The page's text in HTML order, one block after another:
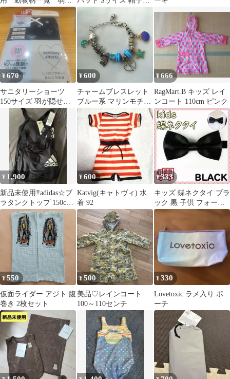
矯正 眼帯
冷却材
¥670
サニタリーショーツ
150サイズ 羽が隠せる
タイプ
¥600
チャームブレスレット
ブルー系 マリンモチー
フ
¥666
RagMart.B キッズ レイ
ンコート 110cm ピンク
¥ 1,900
新品未使用‼︎adidas☆ブ
ラタンクトップ 150cm2
枚セット‼︎定価¥5000
¥600
Katvig(キャトヴィ) 水
着 92
¥333
キッズ 蝶ネクタイ ブラ
ック 黒 子供 フォーマ
ル 男の子 結婚式 パー
¥550
仮面ライダー アジト 腹
巻き 2枚セット
¥500
美品♡レインコート
100～110センチ
¥330
Lovetoxic ラメ入り ポ
ーチ